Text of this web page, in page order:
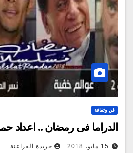
فن وثقافة
الدراما فى رمضان .. اعداد حمدى احمد
15 مايو، 2018 جريدة الفراعنة